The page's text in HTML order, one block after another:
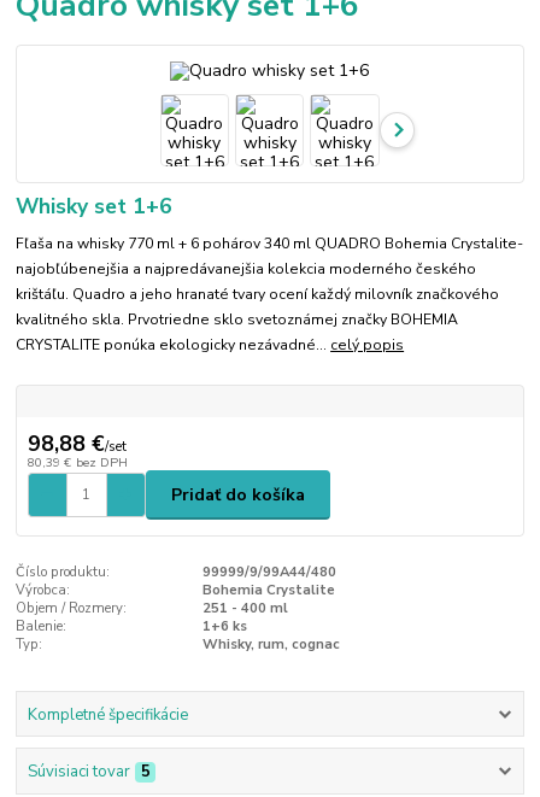
Whisky set 1+6
Fľaša na whisky 770 ml + 6 pohárov 340 ml QUADRO Bohemia Crystalite-
najobľúbenejšia a najpredávanejšia kolekcia moderného českého
krištáľu. Quadro a jeho hranaté tvary ocení každý milovník značkového
kvalitného skla. Prvotriedne sklo svetoznámej značky BOHEMIA
CRYSTALITE ponúka ekologicky nezávadné... celý popis
98,88 €/set
80,39 € bez DPH
Pridať do košíka
Číslo produktu:
99999/9/99A44/480
Výrobca:
Bohemia Crystalite
Objem / Rozmery:
251 - 400 ml
Balenie:
1+6 ks
Typ:
Whisky, rum, cognac
Kompletné špecifikácie
Súvisiaci tovar 5